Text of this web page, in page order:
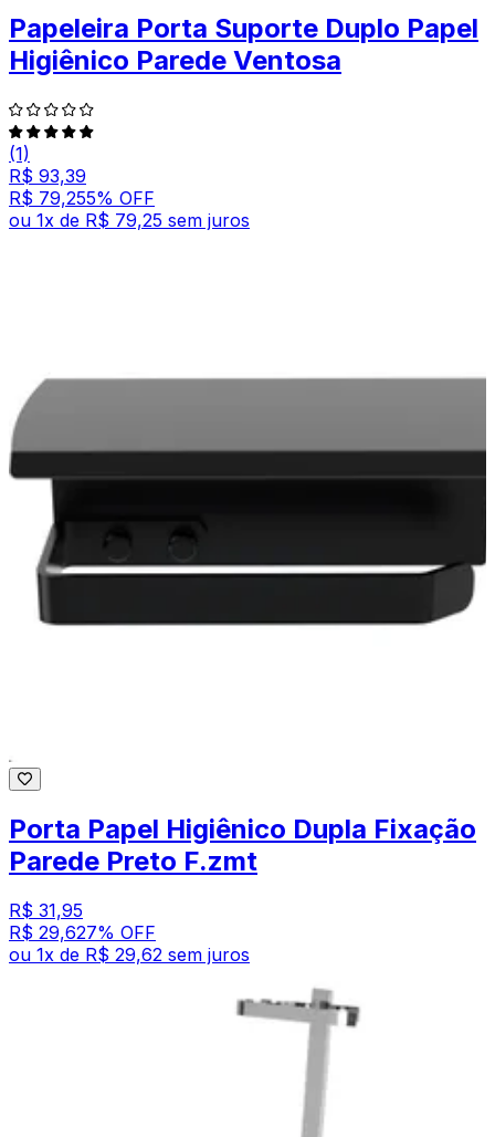
Papeleira Porta Suporte Duplo Papel
Higiênico Parede Ventosa
(1)
R$ 93,39
R$ 79,255% OFF
ou 1x de R$ 79,25 sem juros
Porta Papel Higiênico Dupla Fixação
Parede Preto F.zmt
R$ 31,95
R$ 29,627% OFF
ou 1x de R$ 29,62 sem juros